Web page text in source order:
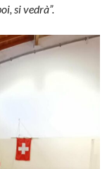
si vedrà”.